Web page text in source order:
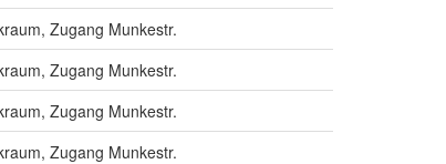
Zugang Munkestr.
Zugang Munkestr.
Zugang Munkestr.
Zugang Munkestr.